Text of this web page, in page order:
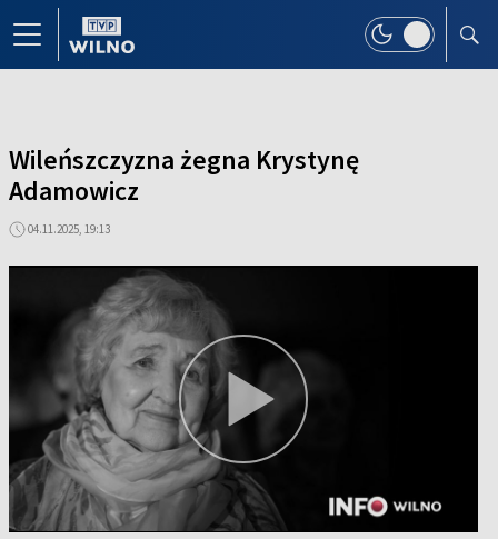
Wileńszczyzna żegna Krystynę
Adamowicz
04.11.2025, 19:13